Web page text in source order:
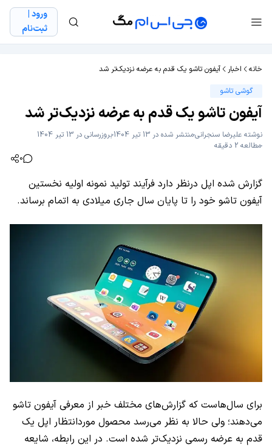
ورود |
ثبت‌نام
خانه اخبار
آیفون تاشو یک قدم به عرضه نزدیک‌تر شد
گوشی تاشو
آیفون تاشو یک قدم به عرضه نزدیک‌تر شد
نوشته علیرضا سنجرانیمنتشر شده در 13 تیر 1404
بروزرسانی در 13 تیر 1404
مطالعه 2 دقیقه
0
گزارش شده اپل درنظر دارد فرآیند تولید نمونه اولیه نخستین
آیفون تاشو خود را تا پایان سال جاری میلادی به اتمام برساند.
برای سال‌هاست که گزارش‌های مختلف خبر از معرفی آیفون تاشو
می‌دهند؛ ولی حالا به نظر می‌رسد محصول موردانتظار اپل یک
قدم به عرضه رسمی نزدیک‌تر شده است. در این رابطه، شایعه